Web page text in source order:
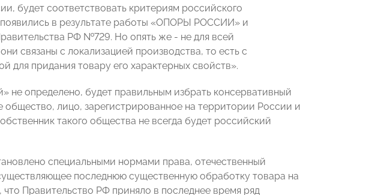
будет соответствовать критериям российского
в результате работы «ОПОРЫ РОССИИ» и
РФ №729. Но опять же - не для всей
связаны с локализацией производства, то есть с
для придания товару его характерных свойств».
не определено, будет правильным избрать консервативный
общество, лицо, зарегистрированное на территории России и
такого общества не всегда будет российский
специальными нормами права, отечественный
последнюю существенную обработку товара на
Правительство РФ приняло в последнее время ряд